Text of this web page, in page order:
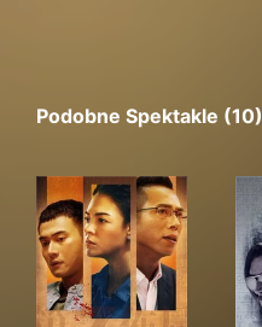
Podobne Spektakle (10)